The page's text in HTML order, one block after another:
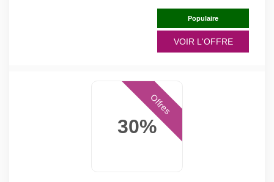
Populaire
VOIR L'OFFRE
30%
Offres